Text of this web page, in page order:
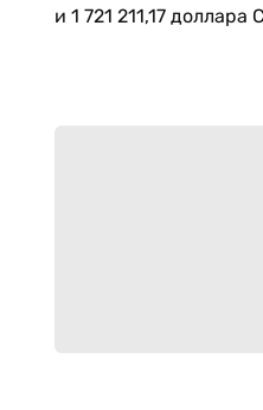
и 1 721 211,17 доллара